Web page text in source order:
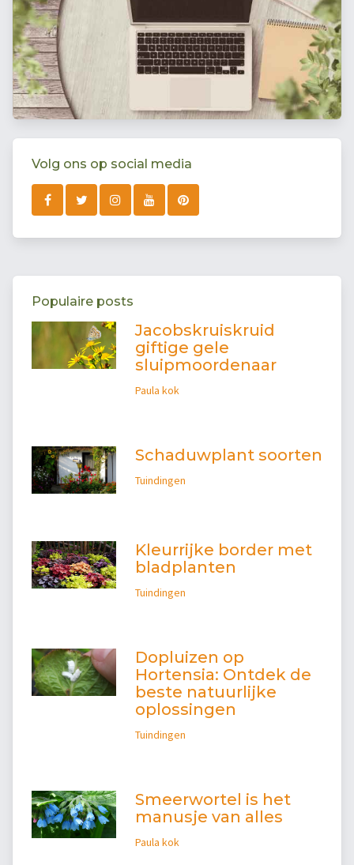
Volg ons op social media
Populaire posts
Jacobskruiskruid
giftige gele
sluipmoordenaar
Paula kok
Schaduwplant soorten
Tuindingen
Kleurrijke border met
bladplanten
Tuindingen
Dopluizen op
Hortensia: Ontdek de
beste natuurlijke
oplossingen
Tuindingen
Smeerwortel is het
manusje van alles
Paula kok